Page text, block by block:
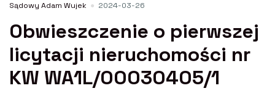
Sądowy Adam Wujek
2024-03-26
Obwieszczenie o pierwszej
licytacji nieruchomości nr
KW WA1L/00030405/1